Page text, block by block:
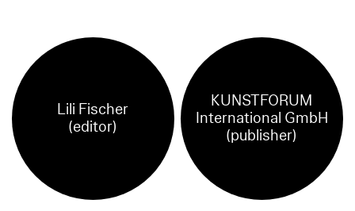
Lili Fischer
(editor)
KUNSTFORUM
International GmbH
(publisher)